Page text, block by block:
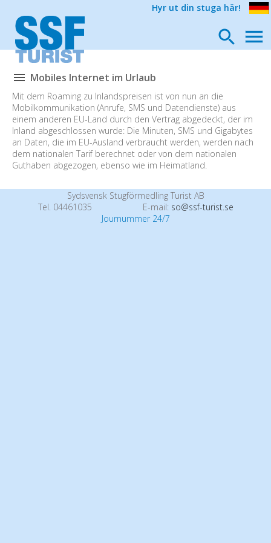
Hyr ut din stuga här!
Mobiles Internet im Urlaub
Mit dem Roaming zu Inlandspreisen ist von nun an die
Mobilkommunikation (Anrufe, SMS und Datendienste) aus
einem anderen EU-Land durch den Vertrag abgedeckt, der im
Inland abgeschlossen wurde: Die Minuten, SMS und Gigabytes
an Daten, die im EU-Ausland verbraucht werden, werden nach
dem nationalen Tarif berechnet oder von dem nationalen
Guthaben abgezogen, ebenso wie im Heimatland.
Sydsvensk Stugförmedling Turist AB
Tel. 04461035
E-mail: so@ssf-turist.se
Journummer 24/7